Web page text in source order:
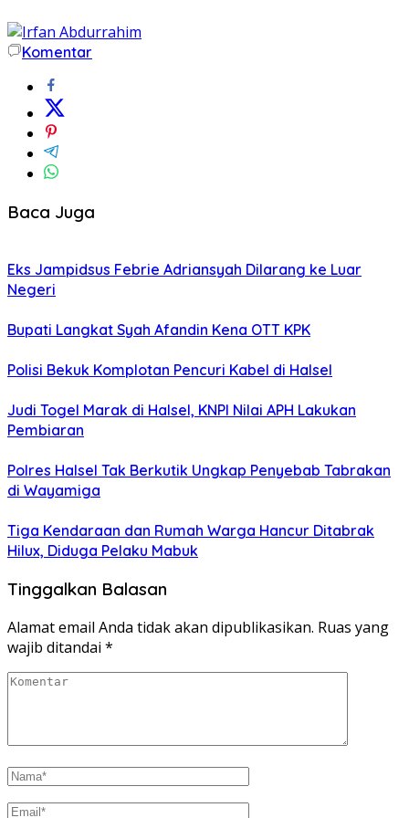
Komentar
Baca Juga
Eks Jampidsus Febrie Adriansyah Dilarang ke Luar
Negeri
Bupati Langkat Syah Afandin Kena OTT KPK
Polisi Bekuk Komplotan Pencuri Kabel di Halsel
Judi Togel Marak di Halsel, KNPI Nilai APH Lakukan
Pembiaran
Polres Halsel Tak Berkutik Ungkap Penyebab Tabrakan
di Wayamiga
Tiga Kendaraan dan Rumah Warga Hancur Ditabrak
Hilux, Diduga Pelaku Mabuk
Tinggalkan Balasan
Alamat email Anda tidak akan dipublikasikan. Ruas yang
wajib ditandai *